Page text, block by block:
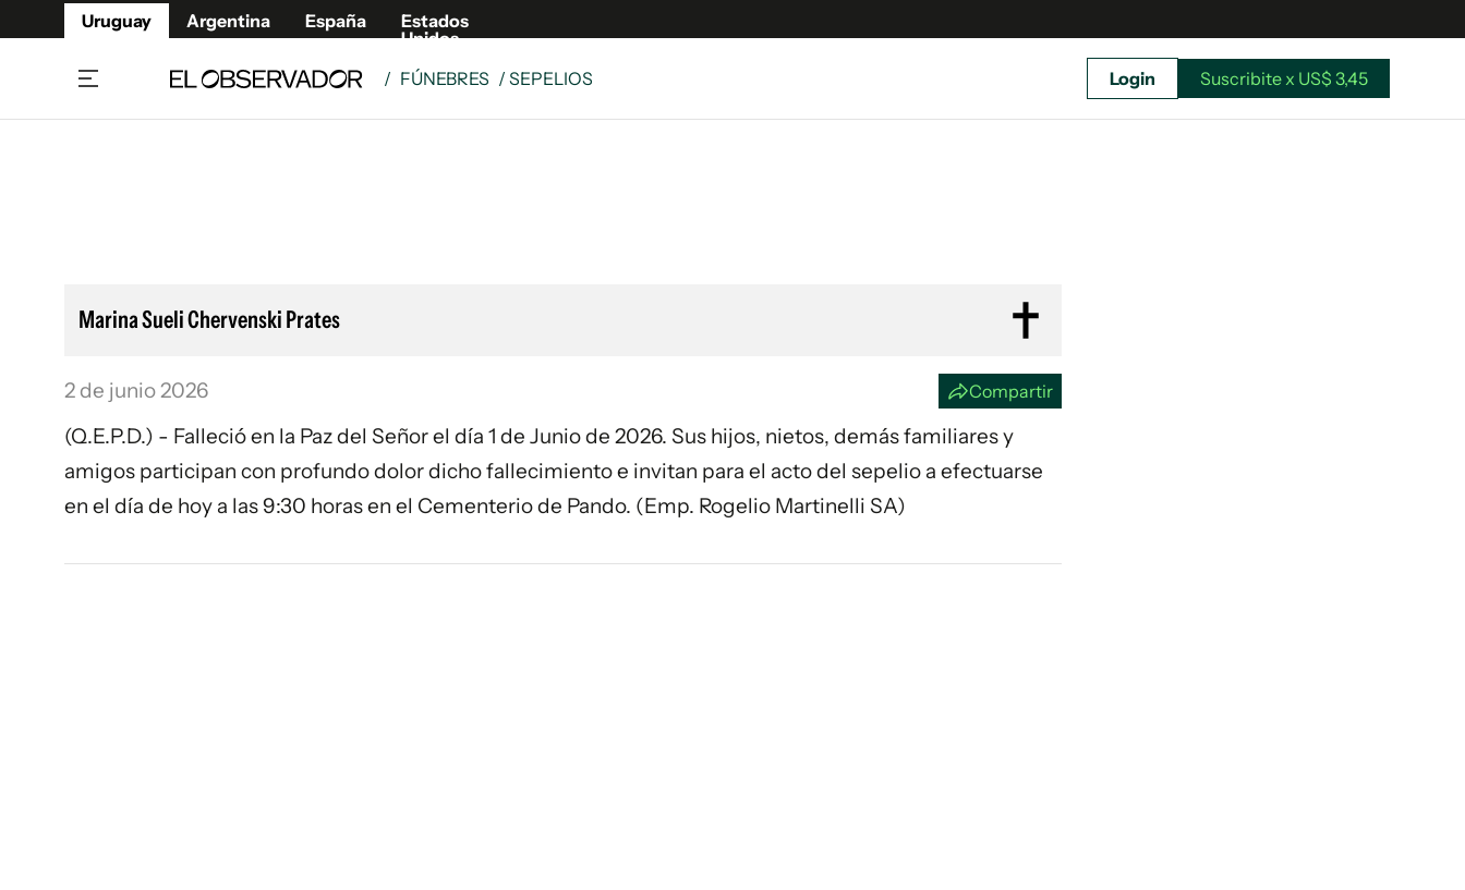
Uruguay Argentina España
Estados
Unidos
Economía y Empresas
Brand Studio
Mundo
Cultura y Espectáculos
Estados Unidos
/ FÚNEBRES / SEPELIOS Login Suscribite x US$ 3,45
Marina Sueli Chervenski Prates
2 de junio 2026 Compartir
(Q.E.P.D.) - Falleció en la Paz del Señor el día 1 de Junio de 2026. Sus hijos, nietos, demás familiares y
amigos participan con profundo dolor dicho fallecimiento e invitan para el acto del sepelio a efectuarse
en el día de hoy a las 9:30 horas en el Cementerio de Pando. (Emp. Rogelio Martinelli SA)